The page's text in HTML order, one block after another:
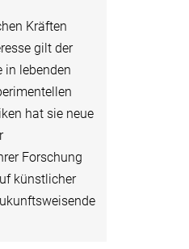
Kräften
gilt der
in lebenden
hat sie neue
Forschung
künstlicher